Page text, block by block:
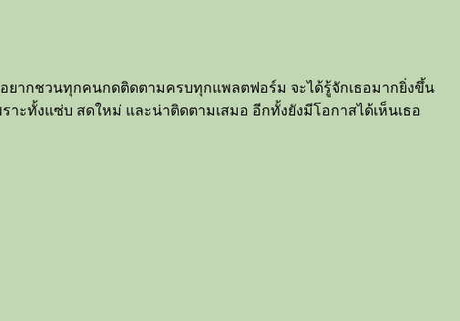
ย อยากชวนทุกคนกดติดตามครบทุกแพลตฟอร์ม จะได้รู้จักเธอมากยิ่งขึ้น
ะทั้งแซ่บ สดใหม่ และน่าติดตามเสมอ อีกทั้งยังมีโอกาสได้เห็นเธอ